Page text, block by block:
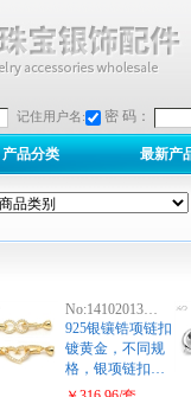
记住用户名: 密 码：
产品分类 最新产
No:14102013…
925银镶锆项链扣
镀黄金，不同规
格，银项链扣…